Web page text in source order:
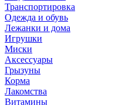
Транспортировка
Одежда и обувь
Лежанки и дома
Игрушки
Миски
Аксессуары
Грызуны
Корма
Лакомства
Витамины